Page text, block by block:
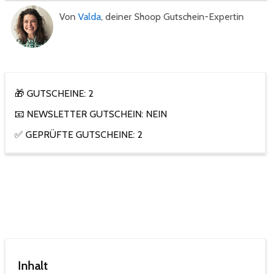
Von Valda, deiner Shoop Gutschein-Expertin
🎁 GUTSCHEINE: 2
📧 NEWSLETTER GUTSCHEIN: NEIN
✅ GEPRÜFTE GUTSCHEINE: 2
Inhalt